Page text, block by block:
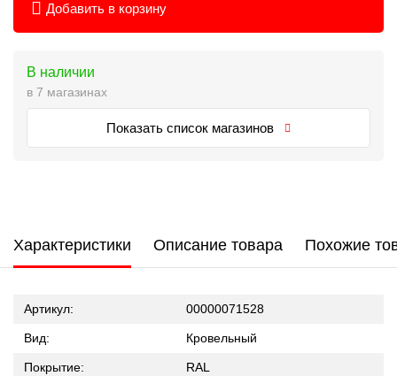
Добавить в корзину
В наличии
в 7 магазинах
Показать список магазинов
Характеристики Описание товара Похожие
Артикул: 00000071528
Вид: Кровельный
Покрытие: RAL